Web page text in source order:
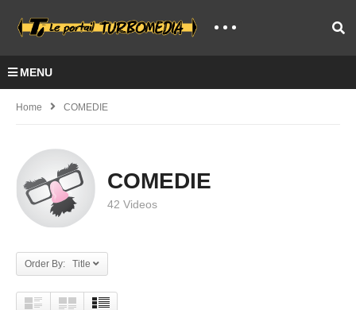
MENU
Home COMEDIE
COMEDIE
42 Videos
Order By: Title